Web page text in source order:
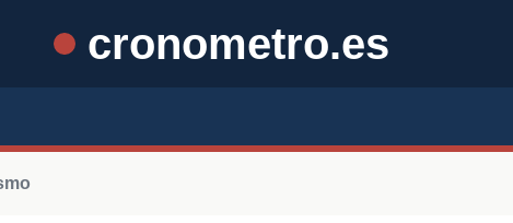
cronometro.es